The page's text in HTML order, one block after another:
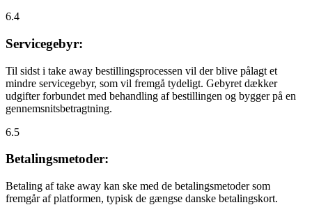
6.4
Servicegebyr:
Til sidst i take away bestillingsprocessen vil der blive pålagt et
mindre servicegebyr, som vil fremgå tydeligt. Gebyret dækker
udgifter forbundet med behandling af bestillingen og bygger på en
gennemsnitsbetragtning.
6.5
Betalingsmetoder:
Betaling af take away kan ske med de betalingsmetoder som
fremgår af platformen, typisk de gængse danske betalingskort.